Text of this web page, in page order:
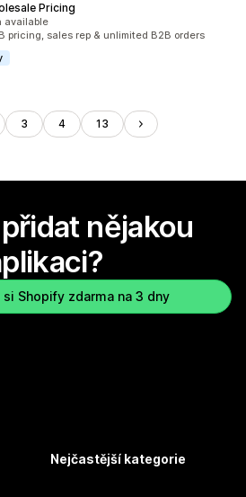
Pricing
24
available
pricing, sales rep & unlimited B2B orders
3 4 13
nějakou
Shopify zdarma na 3 dny
Nejčastější kategorie